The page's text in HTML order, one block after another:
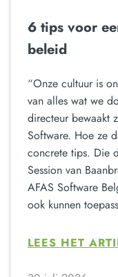
6 tips voor
beleid
“Onze cultuur is
van alles wat we
directeur bewaakt
Software. Hoe ze
concrete tips. Die
Session van
AFAS Software
ook kunnen
LEES HET